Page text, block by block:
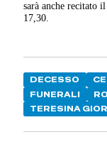
sarà anche recitato
17,30.
DECESSO
FUNERALI
TERESINA